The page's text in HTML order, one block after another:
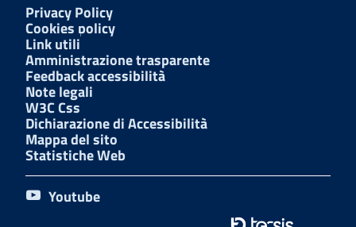
Privacy Policy
Cookies policy
Link utili
Amministrazione trasparente
Feedback accessibilità
Note legali
W3C Css
Dichiarazione di Accessibilità
Mappa del sito
Statistiche Web
Youtube